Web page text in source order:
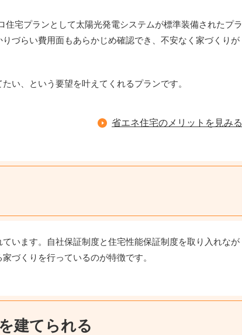
宅プランとして太陽光発電システムが標準装備されたプラ
づらい費用面もあらかじめ確認でき、不安なく家づくりが
い、という要望を叶えてくれるプランです。
省エネ住宅のメリットを見みる
います。自社保証制度と住宅性能保証制度を取り入れなが
づくりを行っているのが特徴です。
建てられる